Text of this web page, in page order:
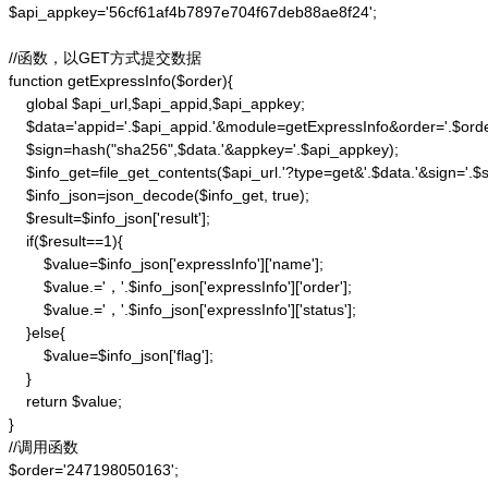
$api_appkey='56cf61af4b7897e704f67deb88ae8f24';
//函数，以GET方式提交数据
function getExpressInfo($order){
    global $api_url,$api_appid,$api_appkey;
    $sign=hash("sha256",$data.'&appkey='.$api_appkey);
    $info_json=json_decode($info_get, true);
    $result=$info_json['result'];
    if($result==1){
        $value=$info_json['expressInfo']['name'];
        $value.='，'.$info_json['expressInfo']['order'];
        $value.='，'.$info_json['expressInfo']['status'];
    }else{
        $value=$info_json['flag'];
    }
    return $value;
}
//调用函数
$order='247198050163';